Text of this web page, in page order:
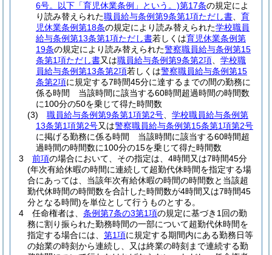
6号。以下「育児休業条例」という。)第17条の規定によ
り読み替えられた職員給与条例第9条第1項ただし書
育
児休業条例第18条の規定により読み替えられた学校職員
給与条例第13条第1項ただし書若しくは育児休業条例第
19条の規定により読み替えられた警察職員給与条例第15
条第1項ただし書又は職員給与条例第9条第2項
学校職
員給与条例第13条第2項若しくは警察職員給与条例第15
条第2項に規定する7時間45分に達するまでの間の勤務に
係る時間 当該時間に該当する60時間超過時間の時間数
に100分の50を乗じて得た時間数
(3)
職員給与条例第9条第1項第2号
学校職員給与条例第
13条第1項第2号又は警察職員給与条例第15条第1項第2号
に掲げる勤務に係る時間 当該時間に該当する60時間超
過時間の時間数に100分の15を乗じて得た時間数
3
前項の場合において、その指定は、4時間又は7時間45分
(年次有給休暇の時間に連続して超勤代休時間を指定する場
合にあっては、当該年次有給休暇の時間の時間数と当該超
勤代休時間の時間数を合計した時間数が4時間又は7時間45
分となる時間)を単位として行うものとする。
4
任命権者は、 条例第7条の3第1項の規定に基づき1回の勤
務に割り振られた勤務時間の一部について超勤代休時間を
指定する場合には、 第1項に規定する期間内にある勤務日等
の始業の時刻から連続し、又は終業の時刻まで連続する勤